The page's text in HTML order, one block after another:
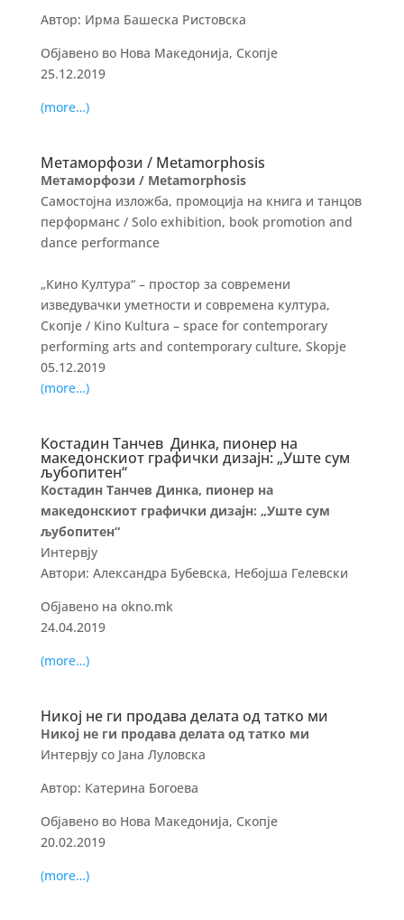
Автор: Ирма Башеска Ристовска
Објавено во Нова Македонија, Скопје
25.12.2019
(more…)
Метаморфози / Metamorphosis
Метаморфози / Metamorphosis
Самостојна изложба, промоција на книга и танцов
перформанс / Solo exhibition, book promotion and
dance performance
„Кино Култура“ – простор за современи
изведувачки уметности и современа култура,
Скопје / Kino Kultura – space for contemporary
performing arts and contemporary culture, Skopje
05.12.2019
(more…)
Костадин Танчев ­ Динка, пионер на
македонскиот графички дизајн: „Уште сум
љубопитен“
Костадин Танчев Динка, пионер на
македонскиот графички дизајн: „Уште сум
љубопитен“
Интервју
Автори: Александра Бубевска, Небојша Гелевски
Објавено на okno.mk
24.04.2019
(more…)
Никој не ги продава делата од татко ми
Никој не ги продава делата од татко ми
Интервју со Јана Луловска
Автор: Катерина Богоева
Објавено во Нова Македонија, Скопје
20.02.2019
(more…)